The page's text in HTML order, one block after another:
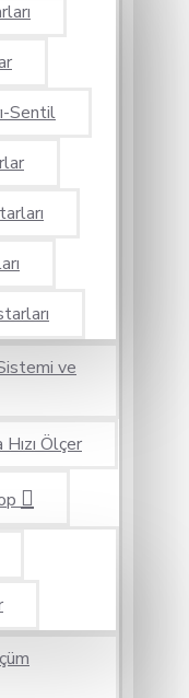
Sentil
ve
Ölçer